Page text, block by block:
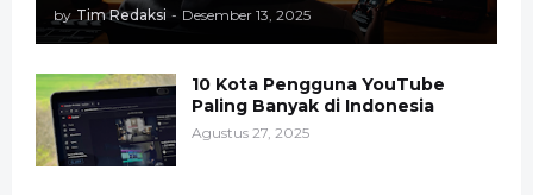
by Tim Redaksi - Desember 13, 2025
10 Kota Pengguna YouTube
Paling Banyak di Indonesia
Agustus 27, 2025